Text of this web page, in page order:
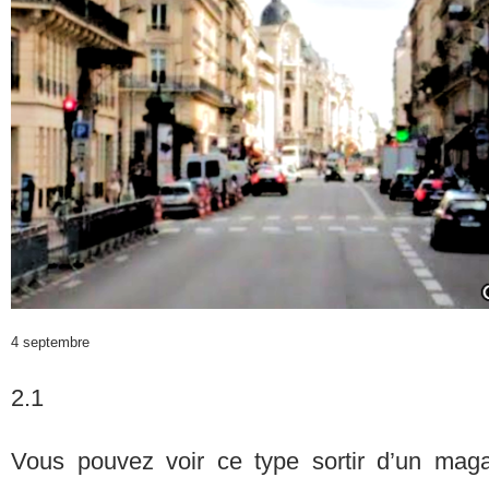
4 septembre
2.1
Vous pouvez voir ce type sortir d’un